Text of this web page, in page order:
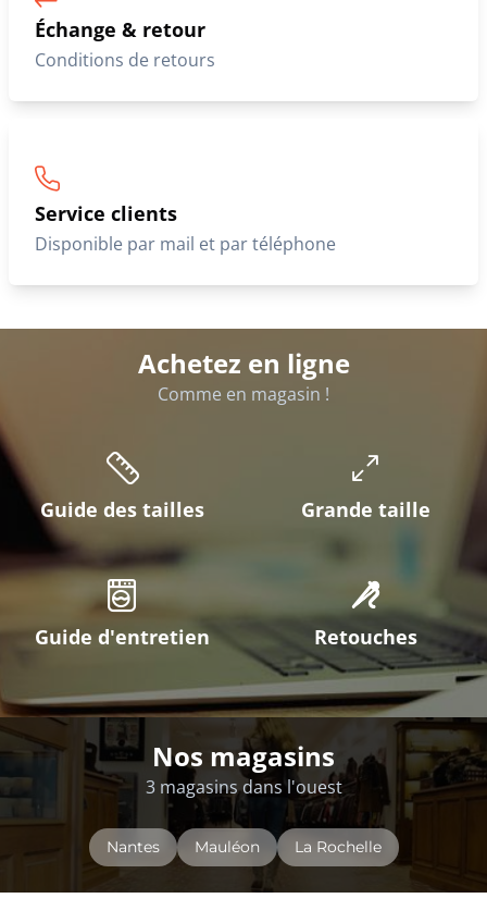
Échange & retour
Conditions de retours
Service clients
Disponible par mail et par téléphone
Achetez en ligne
Comme en magasin !
Guide des tailles Grande taille
Guide d'entretien Retouches
Nos magasins
3 magasins dans l'ouest
Nantes Mauléon La Rochelle